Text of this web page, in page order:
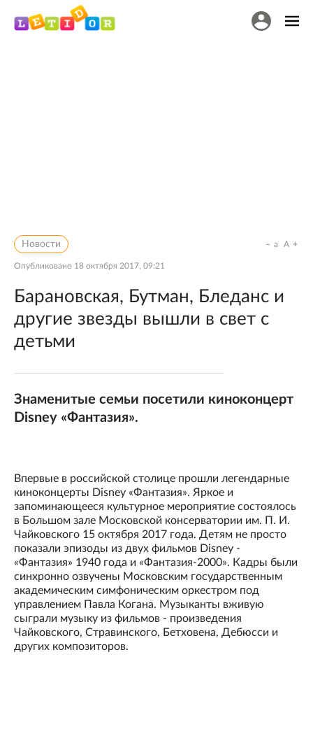
Новости
Опубликовано 18 октября 2017, 09:21
a A
Барановская, Бутман, Бледанс и
другие звезды вышли в свет с
детьми
Знаменитые семьи посетили киноконцерт
Disney «Фантазия».
Впервые в российской столице прошли легендарные
киноконцерты Disney «Фантазия». Яркое и
запоминающееся культурное мероприятие состоялось
в Большом зале Московской консерватории им. П. И.
Чайковского 15 октября 2017 года. Детям не просто
показали эпизоды из двух фильмов Disney -
«Фантазия» 1940 года и «Фантазия-2000». Кадры были
синхронно озвучены Московским государственным
академическим симфоническим оркестром под
управлением Павла Когана. Музыканты вживую
сыграли музыку из фильмов - произведения
Чайковского, Стравинского, Бетховена, Дебюсси и
других композиторов.